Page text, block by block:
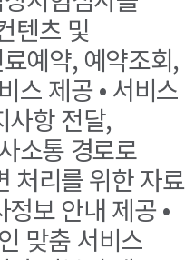
텐츠 및
예약, 예약조회,
스 제공 • 서비스
사항 전달,
소통 경로로
처리를 위한 자료
보 안내 제공 •
맞춤 서비스